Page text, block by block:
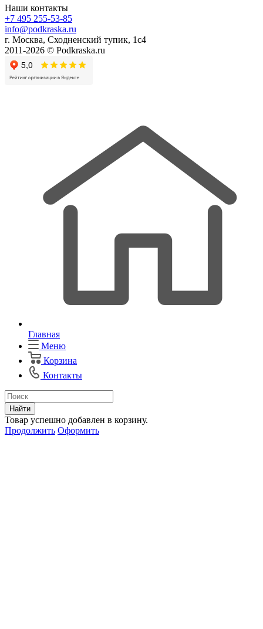
Наши контакты
+7 495 255-53-85
info@podkraska.ru
г. Москва, Сходненский тупик, 1с4
2011-2026 © Podkraska.ru
Главная
Меню
Корзина
Контакты
Найти
Товар успешно добавлен в корзину.
Продолжить Оформить